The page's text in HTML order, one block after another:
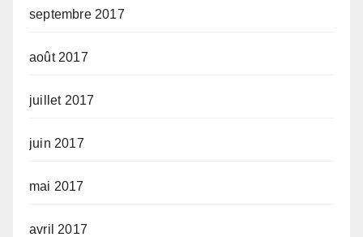
septembre 2017
août 2017
juillet 2017
juin 2017
mai 2017
avril 2017